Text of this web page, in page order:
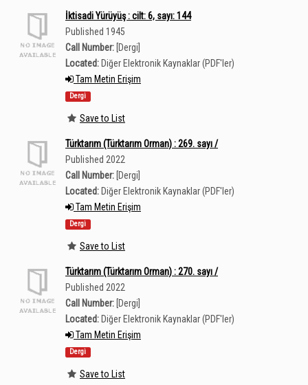
İktisadi Yürüyüş : cilt: 6, sayı: 144
Published 1945
Call Number: [Dergi]
Located: Diğer Elektronik Kaynaklar (PDF'ler)
Tam Metin Erişim
Dergi
Save to List
Türktarım (Türktarım Orman) : 269. sayı /
Published 2022
Call Number: [Dergi]
Located: Diğer Elektronik Kaynaklar (PDF'ler)
Tam Metin Erişim
Dergi
Save to List
Türktarım (Türktarım Orman) : 270. sayı /
Published 2022
Call Number: [Dergi]
Located: Diğer Elektronik Kaynaklar (PDF'ler)
Tam Metin Erişim
Dergi
Save to List